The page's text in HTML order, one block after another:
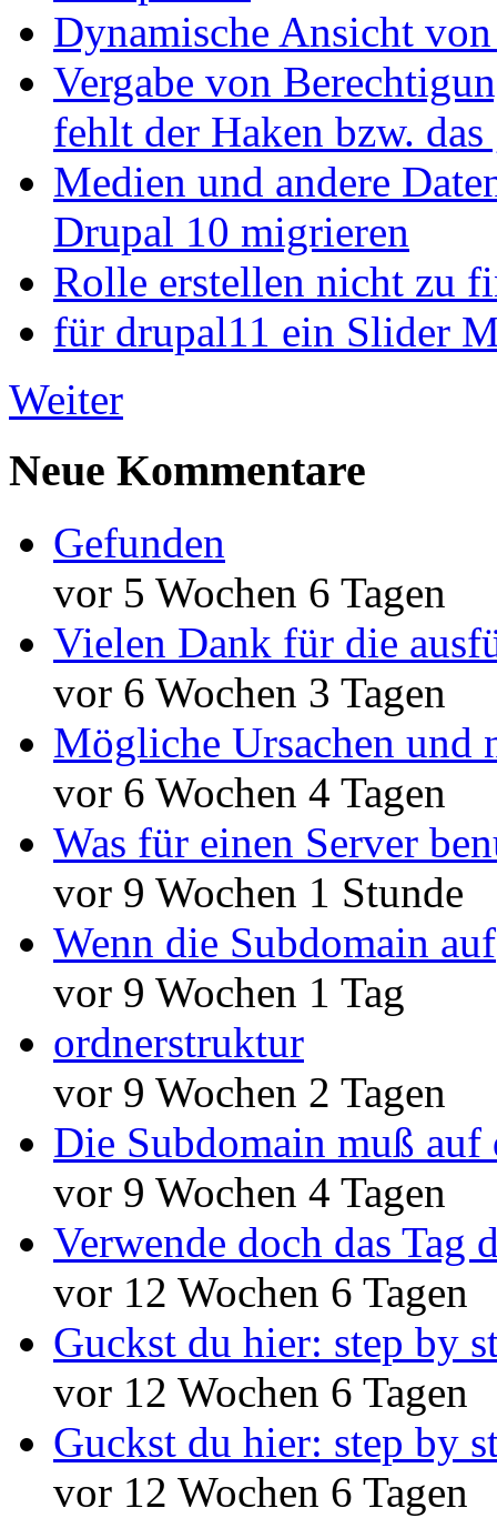
Dynamische Ansicht
Vergabe von
fehlt der Haken bzw.
Medien und andere
Drupal 10 migrieren
Rolle erstellen nicht zu
für drupal11 ein Slider
Weiter
Neue Kommentare
Gefunden
vor 5 Wochen 6 Tagen
Vielen Dank für die
vor 6 Wochen 3 Tagen
Mögliche Ursachen und
vor 6 Wochen 4 Tagen
Was für einen Server
vor 9 Wochen 1 Stunde
Wenn die Subdomain auf
vor 9 Wochen 1 Tag
ordnerstruktur
vor 9 Wochen 2 Tagen
Die Subdomain muß auf
vor 9 Wochen 4 Tagen
Verwende doch das Tag
vor 12 Wochen 6 Tagen
Guckst du hier: step by
vor 12 Wochen 6 Tagen
Guckst du hier: step by
vor 12 Wochen 6 Tagen